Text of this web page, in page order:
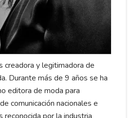
creadora y legitimadora de
Durante más de 9 años se ha
editora de moda para
comunicación nacionales e
reconocida por la industria